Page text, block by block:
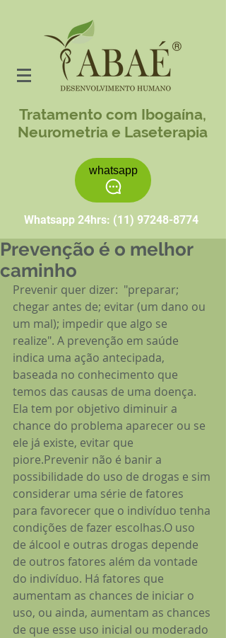
Tratamento com Ibogaína,
Neurometria e Laseterapia
whatsapp
Whatsapp 24hrs: (11) 97248-8774
Prevenção é o melhor
caminho
Prevenir quer dizer:  "preparar;
chegar antes de; evitar (um dano ou
um mal); impedir que algo se
realize". A prevenção em saúde
indica uma ação antecipada,
baseada no conhecimento que
temos das causas de uma doença.
Ela tem por objetivo diminuir a
chance do problema aparecer ou se
ele já existe, evitar que
piore.Prevenir não é banir a
possibilidade do uso de drogas e sim
considerar uma série de fatores
para favorecer que o indivíduo tenha
condições de fazer escolhas.O uso
de álcool e outras drogas depende
de outros fatores além da vontade
do indivíduo. Há fatores que
aumentam as chances de iniciar o
uso, ou ainda, aumentam as chances
de que esse uso inicial ou moderado